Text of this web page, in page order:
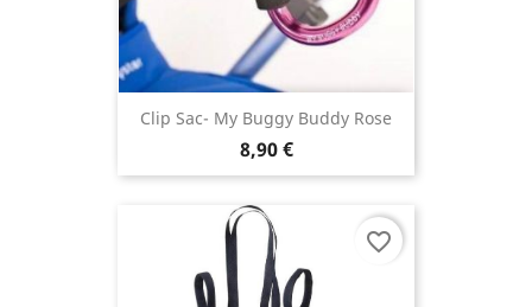
Clip Sac- My Buggy Buddy Rose
8,90 €
favorite_border